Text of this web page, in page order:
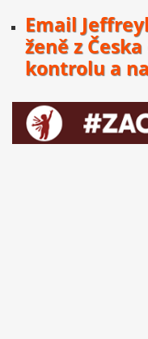
Email
ženě z
kontrolu a